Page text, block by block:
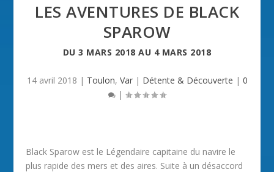
LES AVENTURES DE BLACK
SPAROW
DU3 MARS 2018 AU 4 MARS 2018
14 avril 2018 | Toulon, Var| Détente & Découverte | 0
|
Black Sparow est le Légendaire capitaine du navire le
plus rapide des mers et des aires. Suite à un désaccord